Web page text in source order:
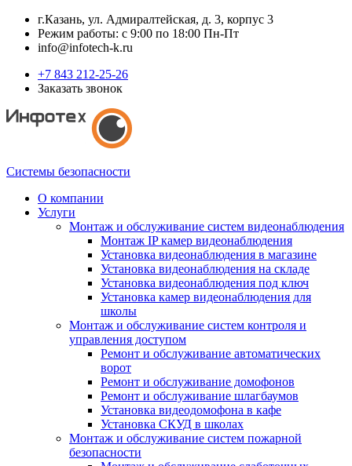
г.Казань, ул. Адмиралтейская, д. 3, корпус 3
Режим работы: с 9:00 по 18:00 Пн-Пт
info@infotech-k.ru
+7 843 212-25-26
Заказать звонок
Системы безопасности
О компании
Услуги
Монтаж и обслуживание систем видеонаблюдения
Монтаж IP камер видеонаблюдения
Установка видеонаблюдения в магазине
Установка видеонаблюдения на складе
Установка видеонаблюдения под ключ
Установка камер видеонаблюдения для
школы
Монтаж и обслуживание систем контроля и
управления доступом
Ремонт и обслуживание автоматических
ворот
Ремонт и обслуживание домофонов
Ремонт и обслуживание шлагбаумов
Установка видеодомофона в кафе
Установка СКУД в школах
Монтаж и обслуживание систем пожарной
безопасности